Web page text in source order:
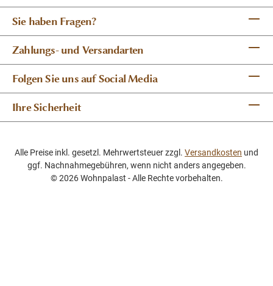
Sie haben Fragen?
Zahlungs- und Versandarten
Folgen Sie uns auf Social Media
Ihre Sicherheit
Alle Preise inkl. gesetzl. Mehrwertsteuer zzgl. Versandkosten und
ggf. Nachnahmegebühren, wenn nicht anders angegeben.
© 2026 Wohnpalast - Alle Rechte vorbehalten.